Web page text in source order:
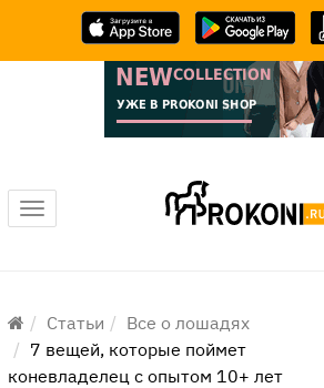
Меню
Статьи
Все о лошадях
7 вещей, которые поймет
коневладелец с опытом 10+ лет